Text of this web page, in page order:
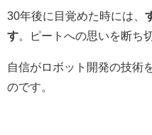
30年後に目覚めた時には、
す。ピートへの思いを断ち
自信がロボット開発の技術
のです。